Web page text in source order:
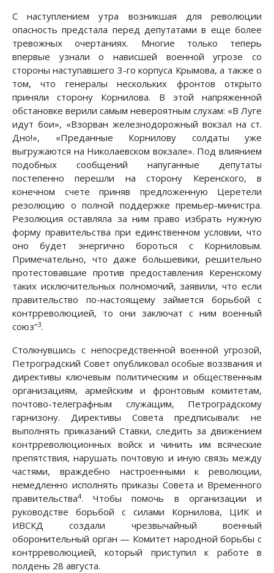
С наступлением утра возникшая для революции
опасность предстала перед депутатами в еще более
тревожных очертаниях. Многие только теперь
впервые узнали о нависшей военной угрозе со
стороны наступавшего 3-го корпуса Крымова, а также о
том, что генералы нескольких фронтов открыто
приняли сторону Корнилова. В этой напряженной
обстановке верили самым невероятным слухам: «В Луге
идут бои», «Взорван железнодорожный вокзал на ст.
Дно!», «Преданные Корнилову солдаты уже
выгружаются на Николаевском вокзале». Под влиянием
подобных сообщений напуганные депутаты
постепенно перешли на сторону Керенского, в
конечном счете приняв предложенную Церетели
резолюцию о полной поддержке премьер-министра.
Резолюция оставляла за ним право избрать нужную
форму правительства при единственном условии, что
оно будет энергично бороться с Корниловым.
Примечательно, что даже большевики, решительно
протестовавшие против предоставления Керенскому
таких исключительных полномочий, заявили, что если
правительство по-настоящему займется борьбой с
контрреволюцией, то они заключат с ним военный
союз”3.
Столкнувшись с непосредственной военной угрозой,
Петроградский Совет опубликовал особые воззвания и
директивы ключевым политическим и общественным
организациям, армейским и фронтовым комитетам,
почтово-телеграфным служащим, Петроградскому
гарнизону. Директивы Совета предписывали: не
выполнять приказаний Ставки, следить за движением
контрреволюционных войск и чинить им всяческие
препятствия, нарушать почтовую и иную связь между
частями, враждебно настроенными к революции,
немедленно исполнять приказы Совета и Временного
правительства4. Чтобы помочь в организации и
руководстве борьбой с силами Корнилова, ЦИК и
ИВСКД создали чрезвычайный военный
оборонительный орган — Комитет народной борьбы с
контрреволюцией, который приступил к работе в
полдень 28 августа.